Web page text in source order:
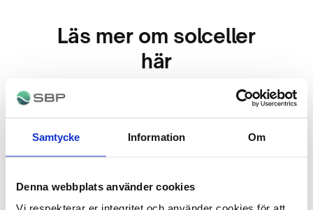
Samtycke Information Om
Denna webbplats använder cookies
Läs mer om solceller
här